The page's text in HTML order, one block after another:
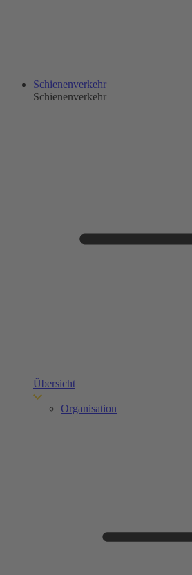
Schienenverkehr
Schienenverkehr
Übersicht
Organisation